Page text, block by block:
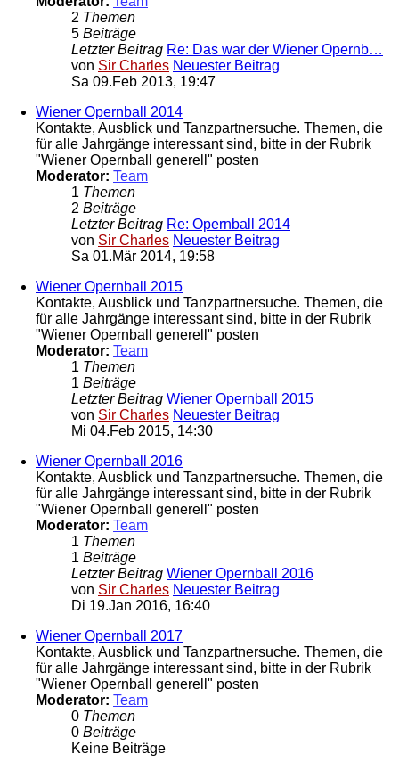
2 Themen
5 Beiträge
Letzter Beitrag Re: Das war der Wiener Opernb…
von Sir Charles Neuester Beitrag
Sa 09.Feb 2013, 19:47
Wiener Opernball 2014
Kontakte, Ausblick und Tanzpartnersuche. Themen, die
für alle Jahrgänge interessant sind, bitte in der Rubrik
"Wiener Opernball generell" posten
Moderator: Team
1 Themen
2 Beiträge
Letzter Beitrag Re: Opernball 2014
von Sir Charles Neuester Beitrag
Sa 01.Mär 2014, 19:58
Wiener Opernball 2015
Kontakte, Ausblick und Tanzpartnersuche. Themen, die
für alle Jahrgänge interessant sind, bitte in der Rubrik
"Wiener Opernball generell" posten
Moderator: Team
1 Themen
1 Beiträge
Letzter Beitrag Wiener Opernball 2015
von Sir Charles Neuester Beitrag
Mi 04.Feb 2015, 14:30
Wiener Opernball 2016
Kontakte, Ausblick und Tanzpartnersuche. Themen, die
für alle Jahrgänge interessant sind, bitte in der Rubrik
"Wiener Opernball generell" posten
Moderator: Team
1 Themen
1 Beiträge
Letzter Beitrag Wiener Opernball 2016
von Sir Charles Neuester Beitrag
Di 19.Jan 2016, 16:40
Wiener Opernball 2017
Kontakte, Ausblick und Tanzpartnersuche. Themen, die
für alle Jahrgänge interessant sind, bitte in der Rubrik
"Wiener Opernball generell" posten
Moderator: Team
0 Themen
0 Beiträge
Keine Beiträge